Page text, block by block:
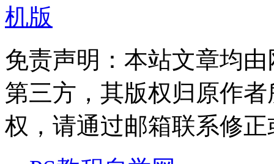
机版
免责声明：本站文章均
第三方，其版权归原作
权，请通过邮箱联系修正